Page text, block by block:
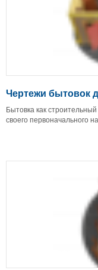
Чертежи бытовок
Бытовка как
своего первоначального